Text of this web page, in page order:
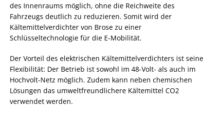
des Innenraums möglich, ohne die Reichweite des
Fahrzeugs deutlich zu reduzieren. Somit wird der
Kältemittelverdichter von Brose zu einer
Schlüsseltechnologie für die E-Mobilität.
Der Vorteil des elektrischen Kältemittelverdichters ist seine
Flexibilität: Der Betrieb ist sowohl im 48-Volt- als auch im
Hochvolt-Netz möglich. Zudem kann neben chemischen
Lösungen das umweltfreundlichere Kältemittel CO2
verwendet werden.